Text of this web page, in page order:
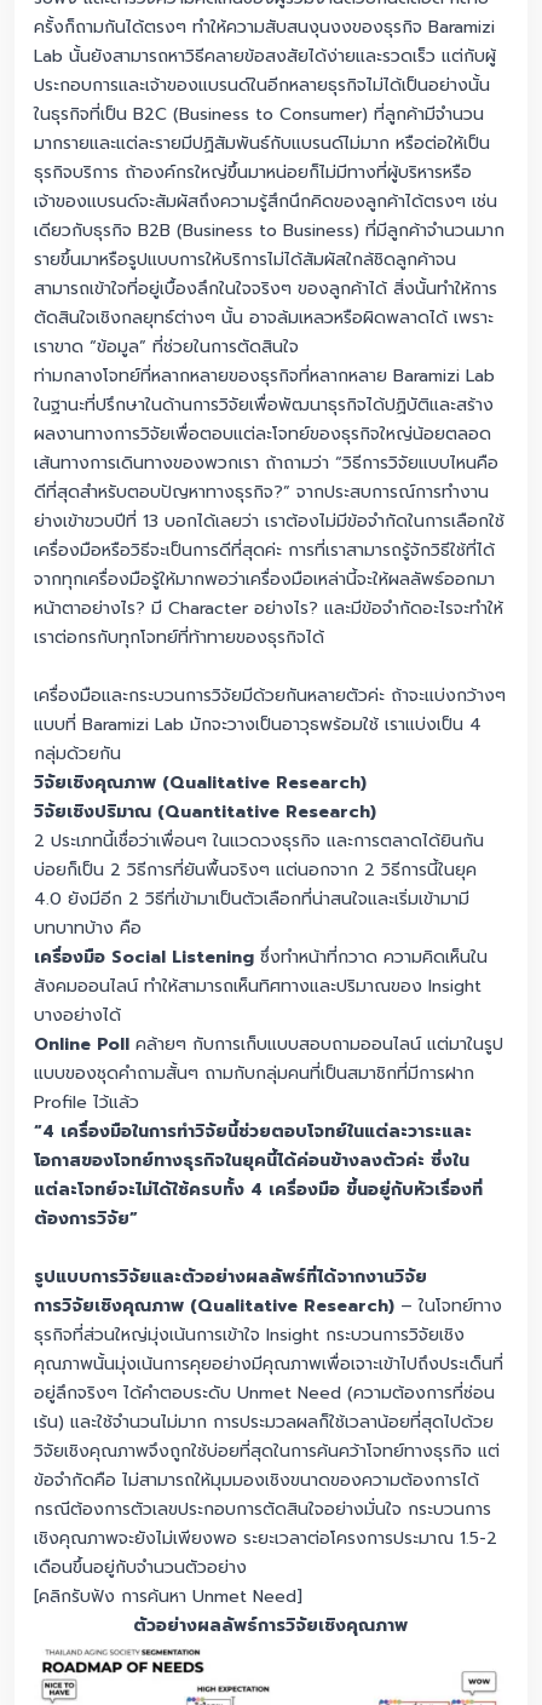
ครั้งก็ถามกันได้ตรงๆ ทำให้ความสับสนงุนงงของธุรกิจ Baramizi
Lab นั้นยังสามารถหาวิธีคลายข้อสงสัยได้ง่ายและรวดเร็ว แต่กับผู้
ประกอบการและเจ้าของแบรนด์ในอีกหลายธุรกิจไม่ได้เป็นอย่างนั้น
ในธุรกิจที่เป็น B2C (Business to Consumer) ที่ลูกค้ามีจำนวน
มากรายและแต่ละรายมีปฏิสัมพันธ์กับแบรนด์ไม่มาก หรือต่อให้เป็น
ธุรกิจบริการ ถ้าองค์กรใหญ่ขึ้นมาหน่อยก็ไม่มีทางที่ผู้บริหารหรือ
เจ้าของแบรนด์จะสัมผัสถึงความรู้สึกนึกคิดของลูกค้าได้ตรงๆ เช่น
เดียวกับธุรกิจ B2B (Business to Business) ที่มีลูกค้าจำนวนมาก
รายขึ้นมาหรือรูปแบบการให้บริการไม่ได้สัมผัสใกล้ชิดลูกค้าจน
สามารถเข้าใจที่อยู่เบื้องลึกในใจจริงๆ ของลูกค้าได้ สิ่งนั้นทำให้การ
ตัดสินใจเชิงกลยุทธ์ต่างๆ นั้น อาจล้มเหลวหรือผิดพลาดได้ เพราะ
เราขาด “ข้อมูล” ที่ช่วยในการตัดสินใจ
ท่ามกลางโจทย์ที่หลากหลายของธุรกิจที่หลากหลาย Baramizi Lab
ในฐานะที่ปรึกษาในด้านการวิจัยเพื่อพัฒนาธุรกิจได้ปฏิบัติและสร้าง
ผลงานทางการวิจัยเพื่อตอบแต่ละโจทย์ของธุรกิจใหญ่น้อยตลอด
เส้นทางการเดินทางของพวกเรา ถ้าถามว่า “วิธีการวิจัยแบบไหนคือ
ดีที่สุดสำหรับตอบปัญหาทางธุรกิจ?” จากประสบการณ์การทำงาน
ย่างเข้าขวบปีที่ 13 บอกได้เลยว่า เราต้องไม่มีข้อจำกัดในการเลือกใช้
เครื่องมือหรือวิธีจะเป็นการดีที่สุดค่ะ การที่เราสามารถรู้จักวิธีใช้ที่ได้
จากทุกเครื่องมือรู้ให้มากพอว่าเครื่องมือเหล่านี้จะให้ผลลัพธ์ออกมา
หน้าตาอย่างไร? มี Character อย่างไร? และมีข้อจำกัดอะไรจะทำให้
เราต่อกรกับทุกโจทย์ที่ท้าทายของธุรกิจได้
เครื่องมือและกระบวนการวิจัยมีด้วยกันหลายตัวค่ะ ถ้าจะแบ่งกว้างๆ
แบบที่ Baramizi Lab มักจะวางเป็นอาวุธพร้อมใช้ เราแบ่งเป็น 4
กลุ่มด้วยกัน
วิจัยเชิงคุณภาพ (Qualitative Research)
วิจัยเชิงปริมาณ (Quantitative Research)
2 ประเภทนี้เชื่อว่าเพื่อนๆ ในแวดวงธุรกิจ และการตลาดได้ยินกัน
บ่อยก็เป็น 2 วิธีการที่ยันพื้นจริงๆ แต่นอกจาก 2 วิธีการนี้ในยุค
4.0 ยังมีอีก 2 วิธีที่เข้ามาเป็นตัวเลือกที่น่าสนใจและเริ่มเข้ามามี
บทบาทบ้าง คือ
เครื่องมือ Social Listening ซึ่งทำหน้าที่กวาด ความคิดเห็นใน
สังคมออนไลน์ ทำให้สามารถเห็นทิศทางและปริมาณของ Insight
บางอย่างได้
Online Poll คล้ายๆ กับการเก็บแบบสอบถามออนไลน์ แต่มาในรูป
แบบของชุดคำถามสั้นๆ ถามกับกลุ่มคนที่เป็นสมาชิกที่มีการฝาก
Profile ไว้แล้ว
“4 เครื่องมือในการทำวิจัยนี้ช่วยตอบโจทย์ในแต่ละวาระและ
โอกาสของโจทย์ทางธุรกิจในยุคนี้ได้ค่อนข้างลงตัวค่ะ ซึ่งใน
แต่ละโจทย์จะไม่ได้ใช้ครบทั้ง 4 เครื่องมือ ขึ้นอยู่กับหัวเรื่องที่
ต้องการวิจัย”
รูปแบบการวิจัยและตัวอย่างผลลัพธ์ที่ได้จากงานวิจัย
การวิจัยเชิงคุณภาพ (Qualitative Research) – ในโจทย์ทาง
ธุรกิจที่ส่วนใหญ่มุ่งเน้นการเข้าใจ Insight กระบวนการวิจัยเชิง
คุณภาพนั้นมุ่งเน้นการคุยอย่างมีคุณภาพเพื่อเจาะเข้าไปถึงประเด็นที่
อยู่ลึกจริงๆ ได้คำตอบระดับ Unmet Need (ความต้องการที่ซ่อน
เร้น) และใช้จำนวนไม่มาก การประมวลผลก็ใช้เวลาน้อยที่สุดไปด้วย
วิจัยเชิงคุณภาพจึงถูกใช้บ่อยที่สุดในการค้นคว้าโจทย์ทางธุรกิจ แต่
ข้อจำกัดคือ ไม่สามารถให้มุมมองเชิงขนาดของความต้องการได้
กรณีต้องการตัวเลขประกอบการตัดสินใจอย่างมั่นใจ กระบวนการ
เชิงคุณภาพจะยังไม่เพียงพอ ระยะเวลาต่อโครงการประมาณ 1.5-2
เดือนขึ้นอยู่กับจำนวนตัวอย่าง
[คลิกรับฟัง การค้นหา Unmet Need]
ตัวอย่างผลลัพธ์การวิจัยเชิงคุณภาพ